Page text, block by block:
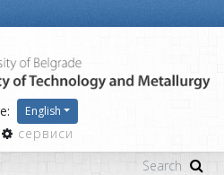
English
сервиси